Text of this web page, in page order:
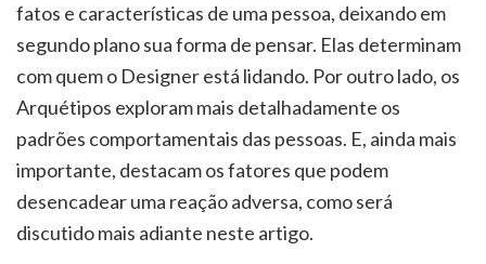
fatos e características de uma pessoa, deixando em
segundo plano sua forma de pensar. Elas determinam
com quem o Designer está lidando. Por outro lado, os
Arquétipos exploram mais detalhadamente os
padrões comportamentais das pessoas. E, ainda mais
importante, destacam os fatores que podem
desencadear uma reação adversa, como será
discutido mais adiante neste artigo.